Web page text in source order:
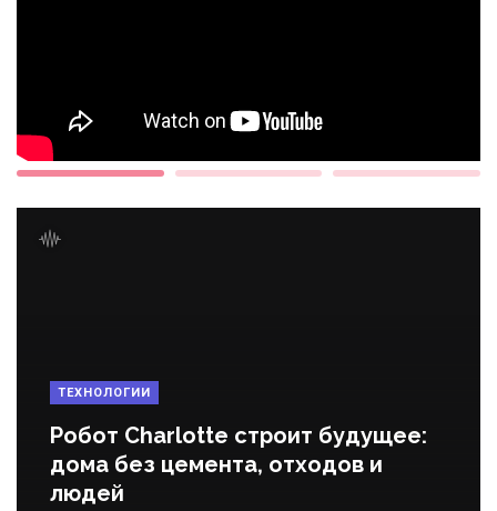
ТЕХНОЛОГИИ
Робот Charlotte строит будущее:
дома без цемента, отходов и
людей